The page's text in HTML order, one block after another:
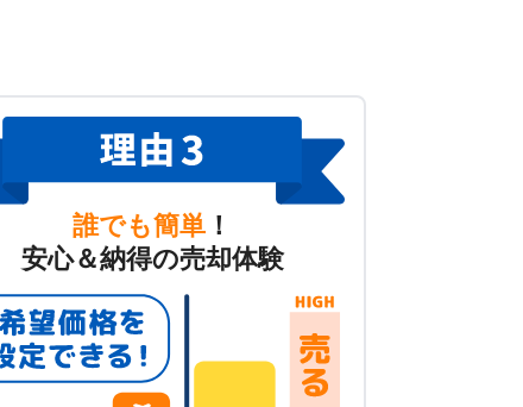
誰でも簡単 ！
安心＆納得の売却体験